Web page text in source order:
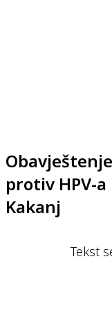
protiv HPV-
Kakanj
Tekst